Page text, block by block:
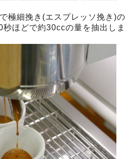
極細挽き(エスプレッソ挽き)の
ほどで約30ccの量を抽出しま